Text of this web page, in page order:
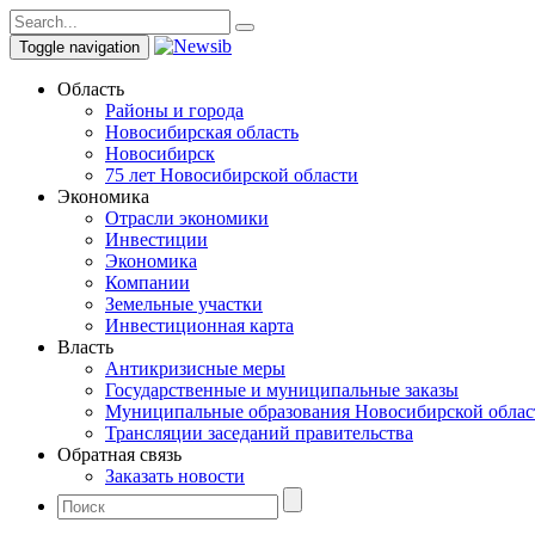
Toggle navigation
Область
Районы и города
Новосибирская область
Новосибирск
75 лет Новосибирской области
Экономика
Отрасли экономики
Инвестиции
Экономика
Компании
Земельные участки
Инвестиционная карта
Власть
Антикризисные меры
Государственные и муниципальные заказы
Муниципальные образования Новосибирской
Трансляции заседаний правительства
Обратная связь
Заказать новости